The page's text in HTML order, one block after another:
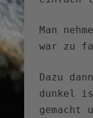
Man
war zu
Dazu
dunkel
gemacht